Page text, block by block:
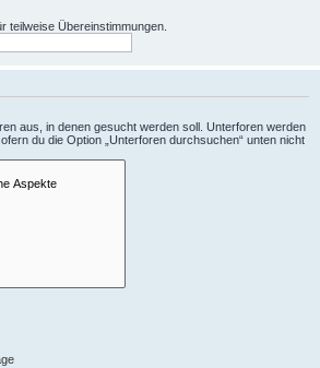
teilweise Übereinstimmungen.
aus, in denen gesucht werden soll. Unterforen werden
du die Option „Unterforen durchsuchen“ unten nicht